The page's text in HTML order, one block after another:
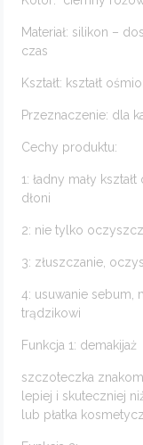
Materiał: silikon –
czas
Kształt: kształt
Przeznaczenie: dla
Cechy produktu:
1: ładny mały
dłoni
2: nie tylko
3: złuszczanie,
4: usuwanie sebum,
trądzikowi
Funkcja 1: demakijaż
szczoteczka
lepiej i skuteczniej
lub płatka